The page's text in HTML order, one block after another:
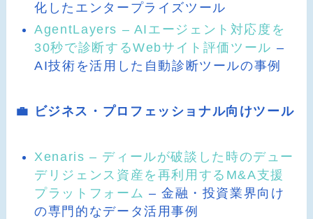
化したエンタープライズツール
AgentLayers – AIエージェント対応度を
30秒で診断するWebサイト評価ツール –
AI技術を活用した自動診断ツールの事例
💼 ビジネス・プロフェッショナル向けツール
Xenaris – ディールが破談した時のデュー
デリジェンス資産を再利用するM&A支援
プラットフォーム – 金融・投資業界向け
の専門的なデータ活用事例